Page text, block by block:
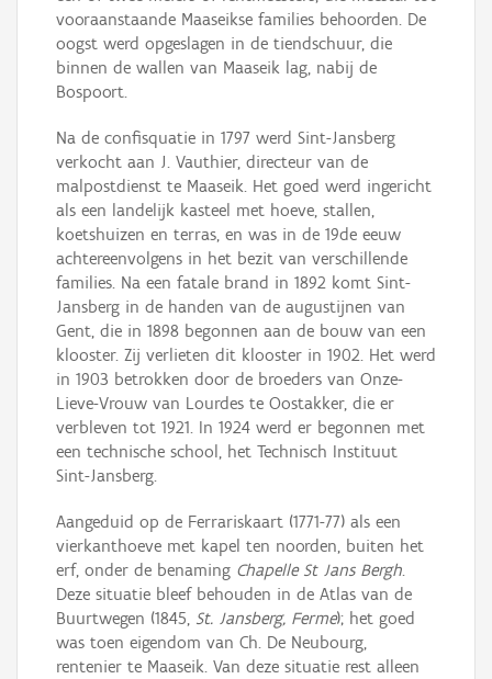
vooraanstaande Maaseikse families behoorden. De
oogst werd opgeslagen in de tiendschuur, die
binnen de wallen van Maaseik lag, nabij de
Bospoort.
Na de confisquatie in 1797 werd Sint-Jansberg
verkocht aan J. Vauthier, directeur van de
malpostdienst te Maaseik. Het goed werd ingericht
als een landelijk kasteel met hoeve, stallen,
koetshuizen en terras, en was in de 19de eeuw
achtereenvolgens in het bezit van verschillende
families. Na een fatale brand in 1892 komt Sint-
Jansberg in de handen van de augustijnen van
Gent, die in 1898 begonnen aan de bouw van een
klooster. Zij verlieten dit klooster in 1902. Het werd
in 1903 betrokken door de broeders van Onze-
Lieve-Vrouw van Lourdes te Oostakker, die er
verbleven tot 1921. In 1924 werd er begonnen met
een technische school, het Technisch Instituut
Sint-Jansberg.
Aangeduid op de Ferrariskaart (1771-77) als een
vierkanthoeve met kapel ten noorden, buiten het
erf, onder de benaming Chapelle St Jans Bergh.
Deze situatie bleef behouden in de Atlas van de
Buurtwegen (1845, St. Jansberg, Ferme); het goed
was toen eigendom van Ch. De Neubourg,
rentenier te Maaseik. Van deze situatie rest alleen